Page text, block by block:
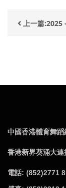
上一篇:2025
中國香港體育舞蹈
香港新界葵涌大
電話: (852)2771